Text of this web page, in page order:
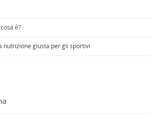
è?
nutrizione giusta per gli sportivi